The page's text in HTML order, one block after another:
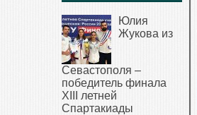
Юлия
Жукова из
Севастополя –
победитель финала
XIII летней
Спартакиады